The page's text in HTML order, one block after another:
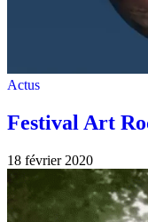
Actus
Festival Art
18 février 2020